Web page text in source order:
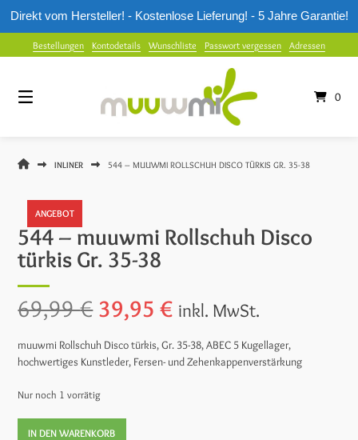
Direkt vom Hersteller! - Kostenlose Lieferung! - 5 Jahre Garantie!
zum
Bestellungen Kontodetails Wunschliste Passwort vergessen Adressen
0
MUUWMIINLINER 544 – MUUWMI ROLLSCHUH DISCO TÜRKIS GR. 35-38
ANGEBOT
544 – muuwmi Rollschuh Disco
türkis Gr. 35-38
69,99€ Ursprünglicher
Preis
war:
69,99 €
39,95€Aktueller
Preis
inkl. MwSt.
muuwmi Rollschuh Disco türkis, Gr. 35-38, ABEC 5 Kugellager,
hochwertiges Kunstleder, Fersen- und Zehenkappenverstärkung
Nur noch 1 vorrätig
IN DEN WARENKORB